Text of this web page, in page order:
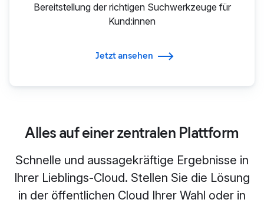
Bereitstellung der richtigen Suchwerkzeuge für
Kund:innen
Jetzt ansehen
Alles auf einer zentralen Plattform
Schnelle und aussagekräftige Ergebnisse in
Ihrer Lieblings-Cloud. Stellen Sie die Lösung
in der öffentlichen Cloud Ihrer Wahl oder in